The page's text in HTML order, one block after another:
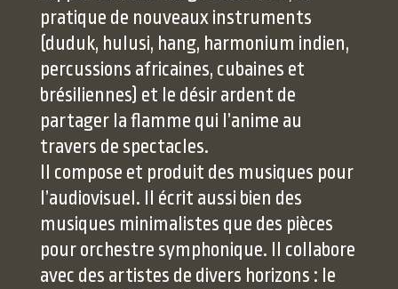
pratique de nouveaux instruments
(duduk, hulusi, hang, harmonium indien,
percussions africaines, cubaines et
brésiliennes) et le désir ardent de
partager la flamme qui l’anime au
travers de spectacles.
Il compose et produit des musiques pour
l’audiovisuel. Il écrit aussi bien des
musiques minimalistes que des pièces
pour orchestre symphonique. Il collabore
avec des artistes de divers horizons : le